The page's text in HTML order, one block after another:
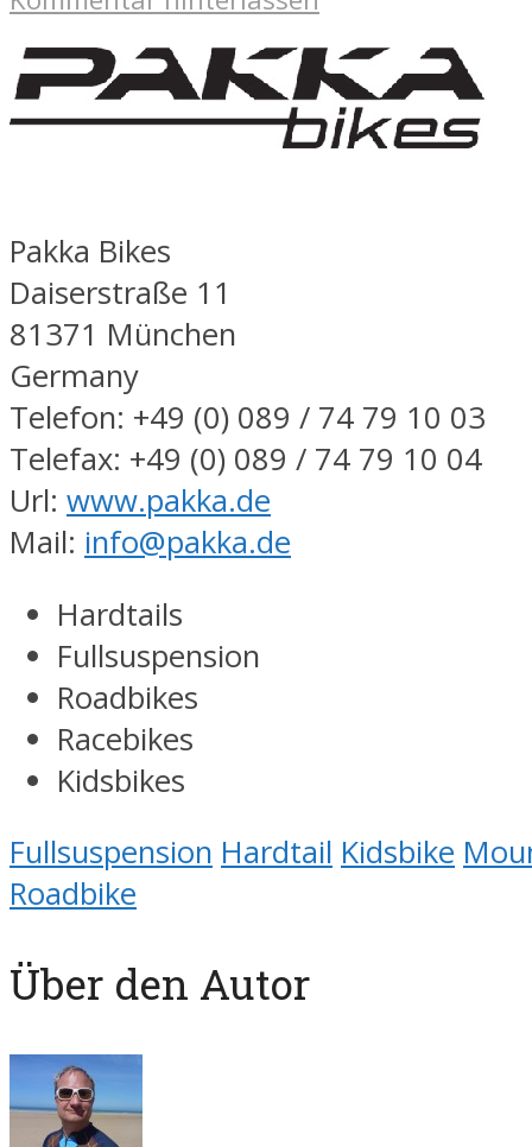
Pakka Bikes
Daiserstraße 11
81371 München
Germany
Telefon: +49 (0) 089 / 74 79 10 03
Telefax: +49 (0) 089 / 74 79 10 04
Url: www.pakka.de
Mail: info@pakka.de
Hardtails
Fullsuspension
Roadbikes
Racebikes
Kidsbikes
Fullsuspension Hardtail Kidsbike
Roadbike
Über den Autor